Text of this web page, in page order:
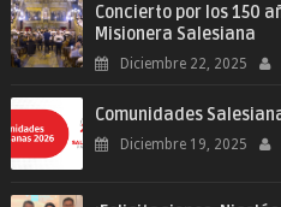
Concierto por los 150
Misionera Salesiana
Diciembre 22, 2025
Comunidades
Diciembre 19, 2025